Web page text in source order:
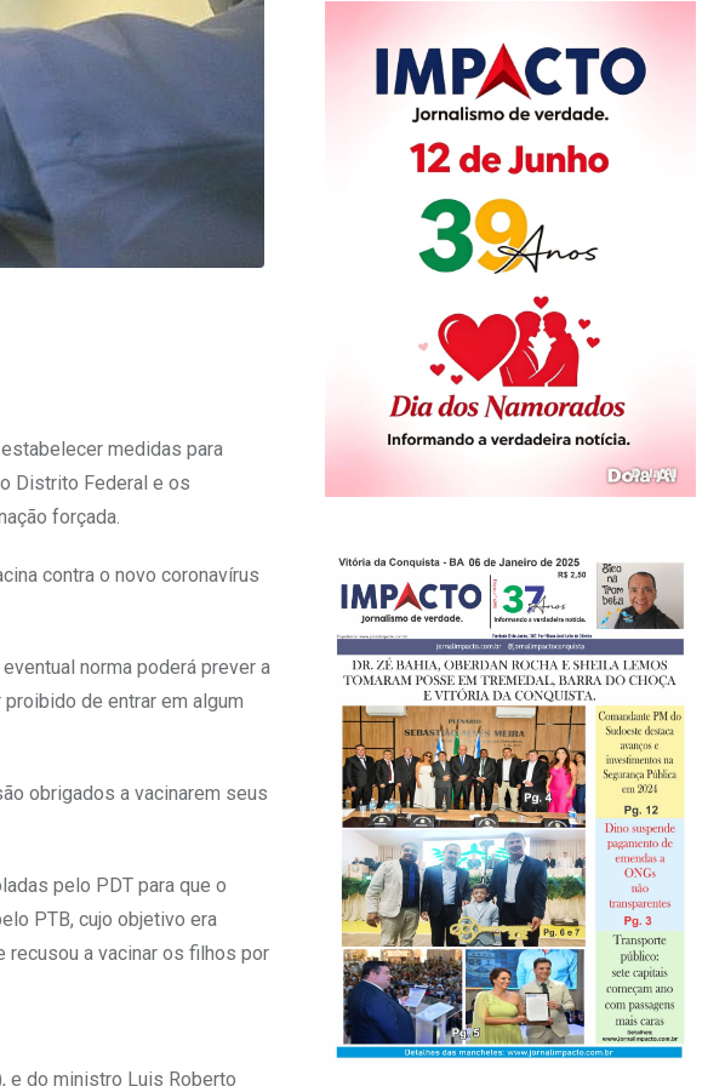
medidas para
Distrito Federal e os
forçada.
contra o novo coronavírus
norma poderá prever a
de entrar em algum
obrigados a vacinarem seus
pelo PDT para que o
PTB, cujo objetivo era
recusou a vacinar os filhos por
e do ministro Luis Roberto